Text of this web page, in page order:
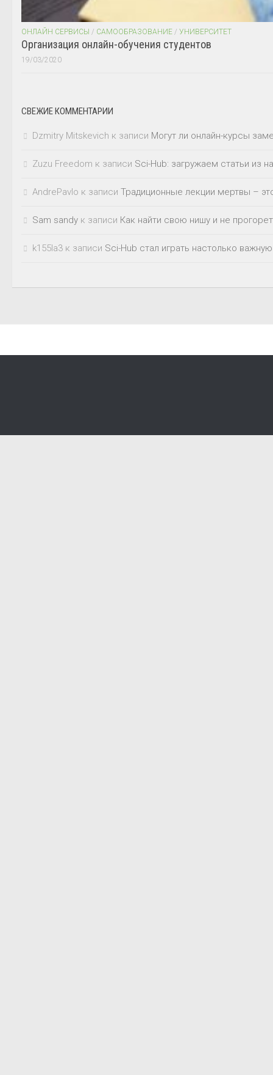
ОНЛАЙН СЕРВИСЫ / САМООБРАЗОВАНИЕ / УНИВЕРСИТЕТ
Организация онлайн-обучения студентов
19/03/2020
СВЕЖИЕ КОММЕНТАРИИ
Dzmitry Mitskevich к записи Могут ли онлайн-курсы
Zuzu Freedom к записи Sci-Hub: загружаем статьи из
AndrePavlo к записи Традиционные лекции мертвы –
Sam sandy к записи Как найти свою нишу и не
k155la3 к записи Sci-Hub стал играть настолько